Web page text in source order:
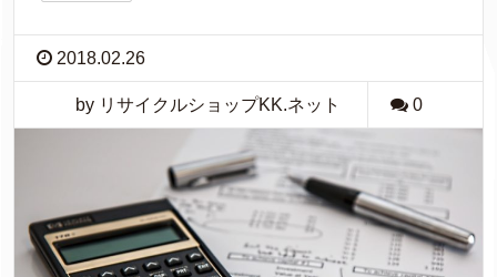
2018.02.26
by リサイクルショップKK.ネット 0